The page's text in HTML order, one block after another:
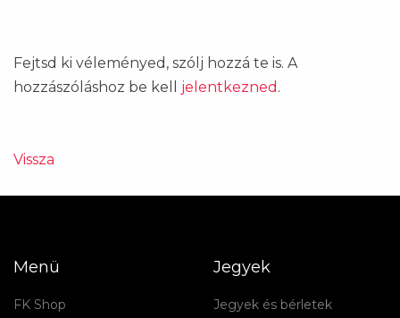
Fejtsd ki véleményed, szólj hozzá te is. A
hozzászóláshoz be kell jelentkezned .
Vissza
Menü
FK Shop
Jegyek
Jegyek és bérletek